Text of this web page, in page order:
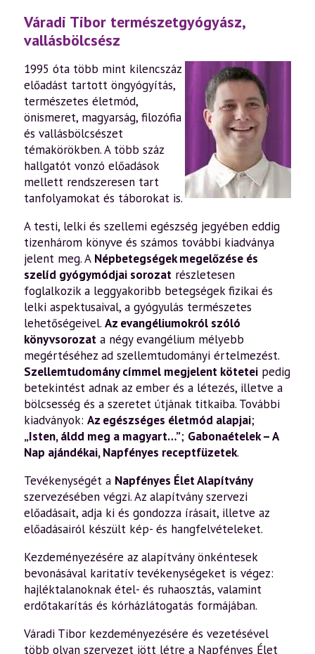
Váradi Tibor természetgyógyász,
vallásbölcsész
1995 óta több mint kilencszáz
előadást tartott öngyógyítás,
természetes életmód,
önismeret, magyarság, filozófia
és vallásbölcsészet
témakörökben. A több száz
hallgatót vonzó előadások
mellett rendszeresen tart
tanfolyamokat és táborokat is.
A testi, lelki és szellemi egészség jegyében eddig
tizenhárom könyve és számos további kiadványa
jelent meg. A Népbetegségek megelőzése és
szelíd gyógymódjai sorozat részletesen
foglalkozik a leggyakoribb betegségek fizikai és
lelki aspektusaival, a gyógyulás természetes
lehetőségeivel. Az evangéliumokról szóló
könyvsorozat a négy evangélium mélyebb
megértéséhez ad szellemtudományi értelmezést.
Szellemtudomány címmel megjelent kötetei pedig
betekintést adnak az ember és a létezés, illetve a
bölcsesség és a szeretet útjának titkaiba. További
kiadványok: Az egészséges életmód alapjai;
„Isten, áldd meg a magyart…”; Gabonaételek – A
Nap ajándékai,Napfényes receptfüzetek.
Tevékenységét a Napfényes Élet Alapítvány
szervezésében végzi. Az alapítvány szervezi
előadásait, adja ki és gondozza írásait, illetve az
előadásairól készült kép- és hangfelvételeket.
Kezdeményezésére az alapítvány önkéntesek
bevonásával karitatív tevékenységeket is végez:
hajléktalanoknak étel- és ruhaosztás, valamint
erdőtakarítás és kórházlátogatás formájában.
Váradi Tibor kezdeményezésére és vezetésével
több olyan szervezet jött létre a Napfényes Élet